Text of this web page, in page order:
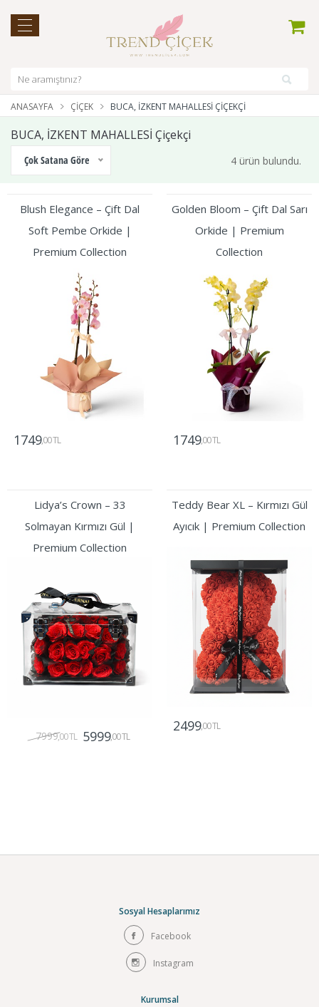
ANASAYFA ÇIÇEK BUCA, İZKENT MAHALLESİ ÇIÇEKÇI
BUCA, İZKENT MAHALLESİ Çiçekçi
Çok Satana Göre 4 ürün bulundu.
Blush Elegance – Çift Dal
Soft Pembe Orkide |
Premium Collection
1749,00 TL
Golden Bloom – Çift Dal Sarı
Orkide | Premium
Collection
1749,00 TL
Lidya’s Crown – 33
Solmayan Kırmızı Gül |
Premium Collection
7999,00 TL 5999,00 TL
Teddy Bear XL – Kırmızı Gül
Ayıcık | Premium Collection
2499,00 TL
Sosyal Hesaplarımız
Facebook
Instagram
Kurumsal